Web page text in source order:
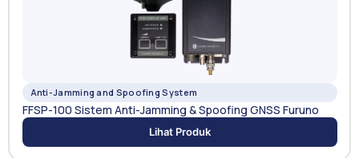
Anti-Jamming and Spoofing System
FFSP-100 Sistem Anti-Jamming & Spoofing GNSS Furuno
Lihat Produk